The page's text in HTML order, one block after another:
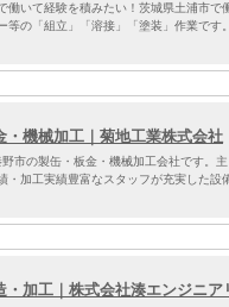
働いて経験を積みたい！茨城県土浦市
等の「組立」「溶接」「塗装」作業で
機械加工｜菊地工業株式会社
市の製缶・板金・機械加工会社です。
・加工実績豊富なスタッフが充実した
・加工｜株式会社湊エンジニア